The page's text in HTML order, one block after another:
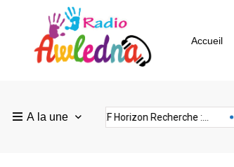
Accueil
A la une
en France :... FEF Horizon Recherche :...
nubia prison
Radio
Awledna